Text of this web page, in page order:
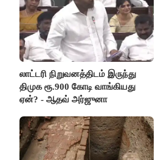
லாட்டரி நிறுவனத்திடம் இருந்து
திமுக ரூ.900 கோடி வாங்கியது
ஏன்? - ஆதவ் அர்ஜுனா